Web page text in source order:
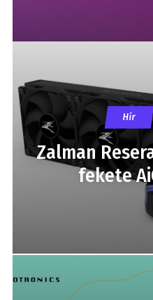
Hír
Zalman
fekete